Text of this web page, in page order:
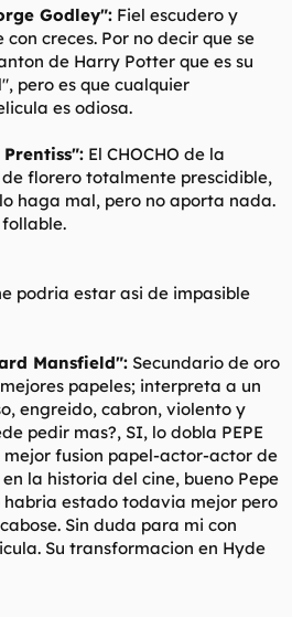
Godley": Fiel escudero y
creces. Por no decir que se
de Harry Potter que es su
pero es que cualquier
es odiosa.
El CHOCHO de la
florero totalmente prescidible,
haga mal, pero no aporta nada.
podria estar asi de impasible
Mansfield": Secundario de oro
papeles; interpreta a un
engreido, cabron, violento y
pedir mas?, SI, lo dobla PEPE
mejor fusion papel-actor-actor de
la historia del cine, bueno Pepe
estado todavia mejor pero
Sin duda para mi con
Su transformacion en Hyde